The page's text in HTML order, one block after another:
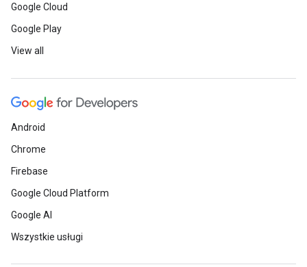
Google Cloud
Google Play
View all
Android
Chrome
Firebase
Google Cloud Platform
Google AI
Wszystkie usługi